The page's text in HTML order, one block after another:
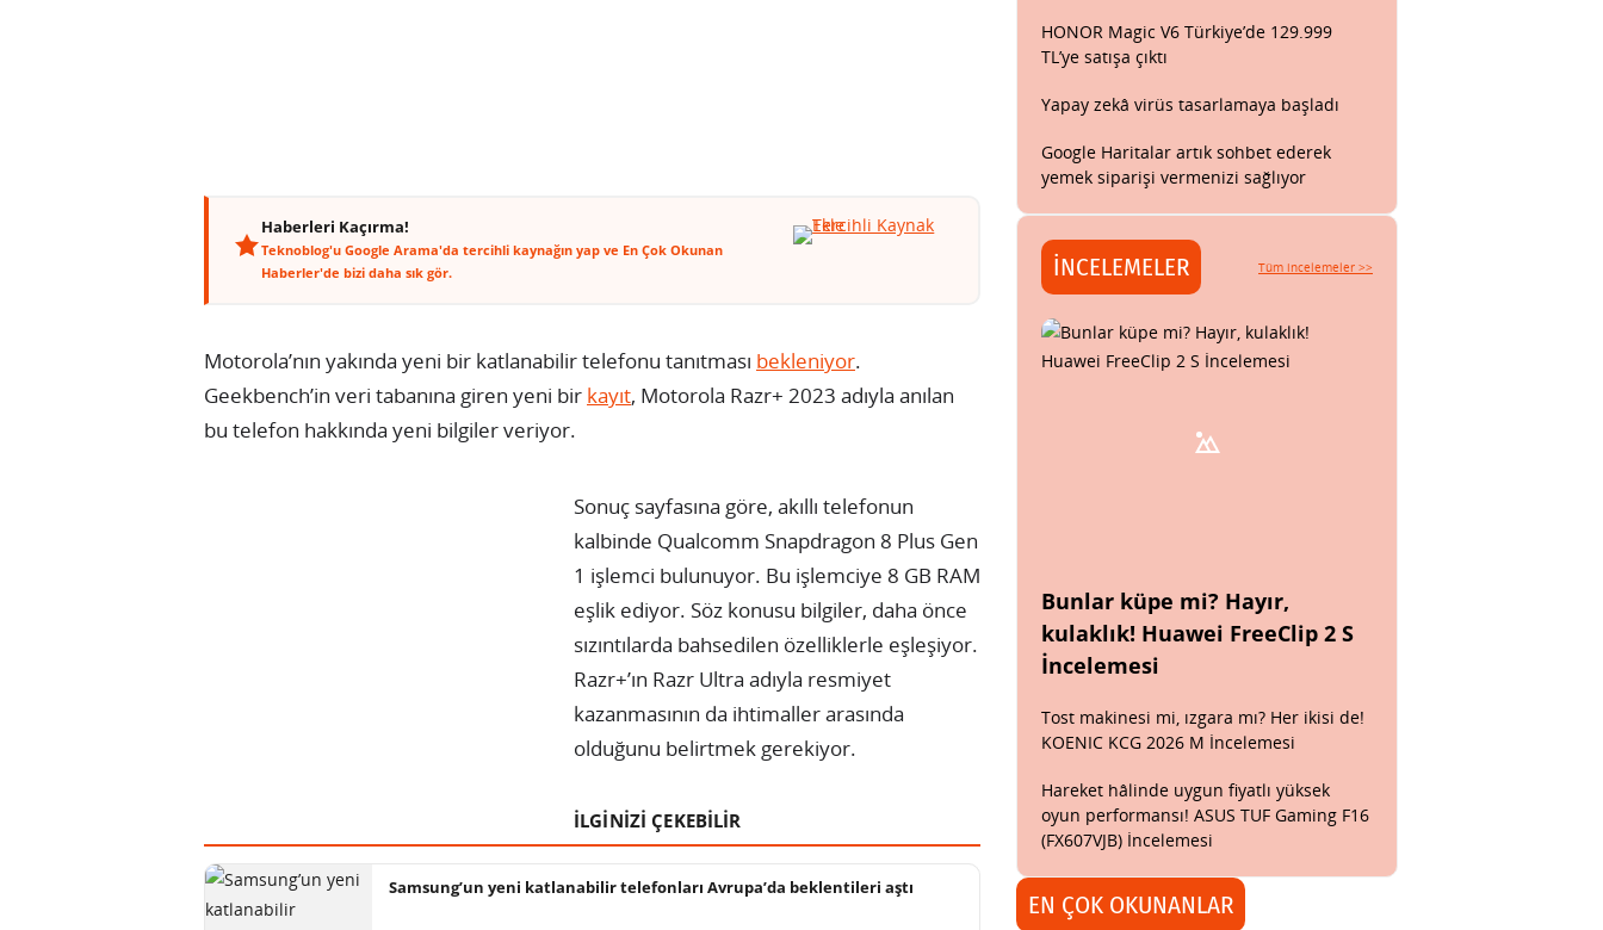
Haberleri Kaçırma!
Teknoblog'u Google Arama'da tercihli kaynağın yap ve En Çok Okunan
Haberler'de bizi daha sık gör.
Motorola’nın yakında yeni bir katlanabilir telefonu tanıtması bekleniyor.
Geekbench’in veri tabanına giren yeni bir kayıt, Motorola Razr+ 2023 adıyla anılan
bu telefon hakkında yeni bilgiler veriyor.
Sonuç sayfasına göre, akıllı telefonun
kalbinde Qualcomm Snapdragon 8 Plus Gen
1 işlemci bulunuyor. Bu işlemciye 8 GB RAM
eşlik ediyor. Söz konusu bilgiler, daha önce
sızıntılarda bahsedilen özelliklerle eşleşiyor.
Razr+’ın Razr Ultra adıyla resmiyet
kazanmasının da ihtimaller arasında
olduğunu belirtmek gerekiyor.
İLGİNİZİ ÇEKEBİLİR
Samsung’un yeni katlanabilir telefonları Avrupa’da beklentileri aştı
HONOR Magic V6 Türkiye’de 129.999
TL’ye satışa çıktı
Yapay zekâ virüs tasarlamaya başladı
Google Haritalar artık sohbet ederek
yemek siparişi vermenizi sağlıyor
İNCELEMELER Tüm incelemeler >>
Bunlar küpe mi? Hayır,
kulaklık! Huawei FreeClip 2 S
İncelemesi
Tost makinesi mi, ızgara mı? Her ikisi de!
KOENIC KCG 2026 M İncelemesi
Hareket hâlinde uygun fiyatlı yüksek
oyun performansı! ASUS TUF Gaming F16
(FX607VJB) İncelemesi
EN ÇOK OKUNANLAR